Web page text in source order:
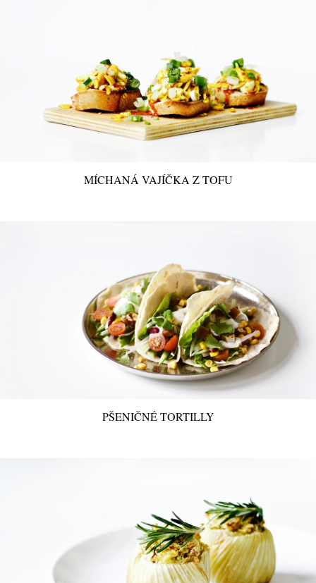
MÍCHANÁ VAJÍČKA Z TOFU
PŠENIČNÉ TORTILLY